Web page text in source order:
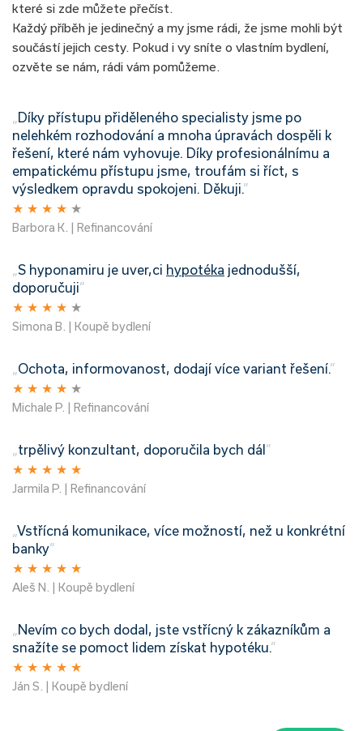
které si zde můžete přečíst.
Každý příběh je jedinečný a my jsme rádi, že jsme mohli být
součástí jejich cesty. Pokud i vy sníte o vlastním bydlení,
ozvěte se nám, rádi vám pomůžeme.
„Díky přístupu přiděleného specialisty jsme po
nelehkém rozhodování a mnoha úpravách dospěli k
řešení, které nám vyhovuje. Díky profesionálnímu a
empatickému přístupu jsme, troufám si říct, s
výsledkem opravdu spokojeni. Děkuji.”
★ ★ ★ ★ ★
Barbora K. | Refinancování
„S hyponamiru je uver,ci hypotéka jednodušší,
doporučuji”
★ ★ ★ ★ ★
Simona B. | Koupě bydlení
„Ochota, informovanost, dodají více variant řešení.”
★ ★ ★ ★ ★
Michale P. | Refinancování
„trpělivý konzultant, doporučila bych dál”
★ ★ ★ ★ ★
Jarmila P. | Refinancování
„Vstřícná komunikace, více možností, než u konkrétní
banky”
★ ★ ★ ★ ★
Aleš N. | Koupě bydlení
„Nevím co bych dodal, jste vstřícný k zákazníkům a
snažíte se pomoct lidem získat hypotéku.”
★ ★ ★ ★ ★
Ján S. | Koupě bydlení